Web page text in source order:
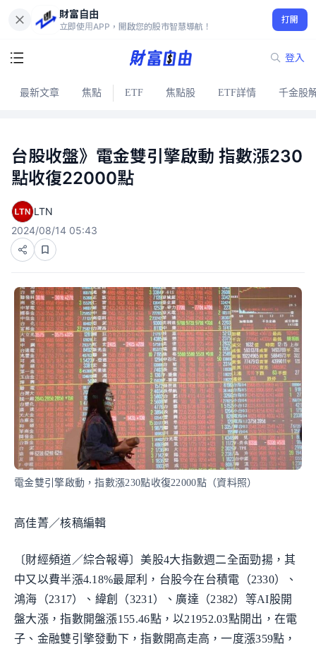
財富自由
立即使用APP，開啟您的股市智慧導航！
打開
登入
最新文章 焦點 ETF 焦點股 ETF詳情 千金股
台股收盤》電金雙引擎啟動 指數漲230
點收復22000點
LTN
2024/08/14 05:43
電金雙引擎啟動，指數漲230點收復22000點（資料照）
高佳菁／核稿編輯
〔財經頻道／綜合報導〕美股4大指數週二全面勁揚，其
中又以費半漲4.18%最犀利，台股今在台積電（2330）、
鴻海（2317）、緯創（3231）、廣達（2382）等AI股開
盤大漲，指數開盤漲155.46點，以21952.03點開出，在電
子、金融雙引擎發動下，指數開高走高，一度漲359點，